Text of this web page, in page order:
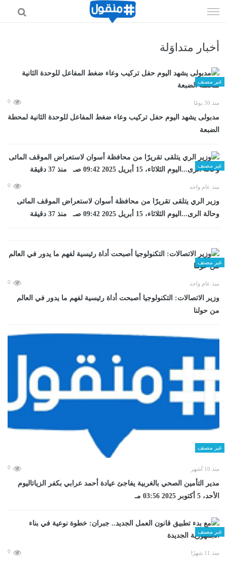
الى
أخبار متداوَلة
غير مصنف
منذ 30 يومًا 0
مدبولى يشهد اليوم حفل تركيب وعاء ضغط المفاعل للوحدة الثانية لمحطة
الضبعة
غير مصنف
منذ عام واحد 0
وزير الري يتلقى تقريرًا من محافظة أسوان لاستعراض الموقف المائى
وحالة الرى...اليوم الثلاثاء، 15 أبريل 2025 09:42 صـ منذ 37 دقيقة
غير مصنف
منذ عام واحد 0
وزير الاتصالات: التكنولوجيا أصبحت أداة رئيسية لفهم ما يدور في العالم
من حولنا
غير مصنف
منذ 10 أشهر 0
مدير التأمين الصحي بالغربية يفاجئ عيادة أحمد عرابي بكفر الزياتاليوم
الأحد، 5 أكتوبر 2025 03:56 مـ
غير مصنف
منذ 11 شهرًا 0